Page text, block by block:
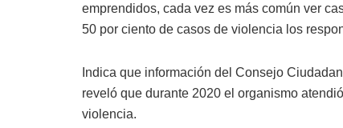
emprendidos, cada vez es más común ver
50 por ciento de casos de violencia los
Indica que información del Consejo
reveló que durante 2020 el organismo
violencia.